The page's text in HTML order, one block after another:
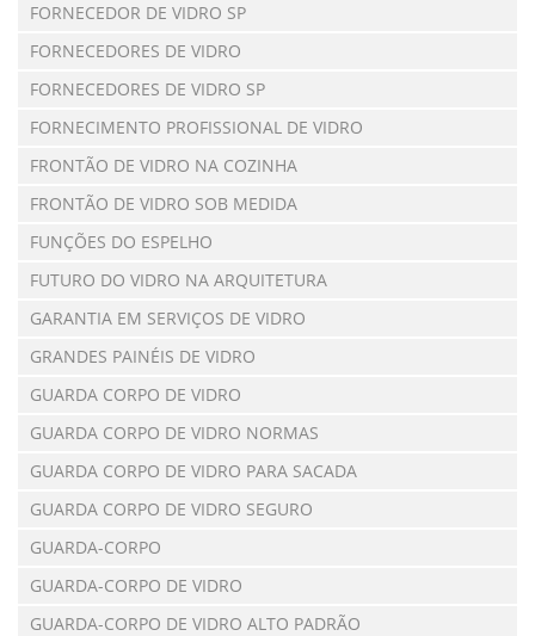
FORNECEDOR DE VIDRO SP
FORNECEDORES DE VIDRO
FORNECEDORES DE VIDRO SP
FORNECIMENTO PROFISSIONAL DE VIDRO
FRONTÃO DE VIDRO NA COZINHA
FRONTÃO DE VIDRO SOB MEDIDA
FUNÇÕES DO ESPELHO
FUTURO DO VIDRO NA ARQUITETURA
GARANTIA EM SERVIÇOS DE VIDRO
GRANDES PAINÉIS DE VIDRO
GUARDA CORPO DE VIDRO
GUARDA CORPO DE VIDRO NORMAS
GUARDA CORPO DE VIDRO PARA SACADA
GUARDA CORPO DE VIDRO SEGURO
GUARDA-CORPO
GUARDA-CORPO DE VIDRO
GUARDA-CORPO DE VIDRO ALTO PADRÃO